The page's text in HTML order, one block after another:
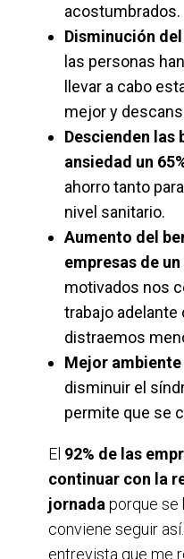
acostumbrados.
Disminución
las personas
llevar a cabo
mejor y
Descienden las
ansiedad un
ahorro tanto
nivel sanitario.
Aumento del
empresas de un
motivados nos
trabajo adelante
distraemos
Mejor
disminuir el
permite que se
El 92% de las
continuar con la
jornada porque se
conviene seguir así.
entrevista que me